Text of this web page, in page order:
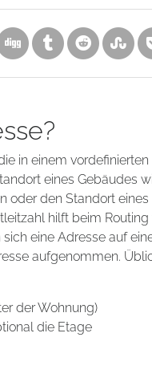
in einem
eines Gebäudes
oder den Standort
hilft beim
eine Adresse auf
aufgenommen.
der Wohnung)
die Etage